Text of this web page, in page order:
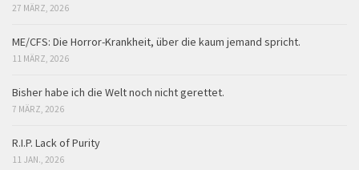
27 MÄRZ, 2026
ME/CFS: Die Horror-Krankheit, über die kaum jemand spricht.
11 MÄRZ, 2026
Bisher habe ich die Welt noch nicht gerettet.
7 MÄRZ, 2026
R.I.P. Lack of Purity
11 JAN., 2026